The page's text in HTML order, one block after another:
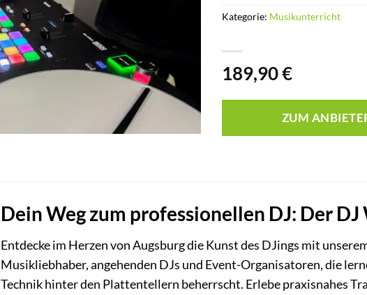
189,90€
ZUM
Kategorie: Musikunterricht
Dein Weg zum professionellen DJ: Der
Entdecke im Herzen von Augsburg die Kunst des DJings mit
Musikliebhaber, angehenden DJs und Event-Organisatoren, die
Technik hinter den Plattentellern beherrscht. Erlebe praxisnahes